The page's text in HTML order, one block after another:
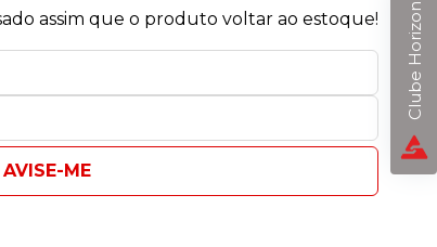
assim que o produto voltar ao estoque!
AVISE-ME
Clube Horizon